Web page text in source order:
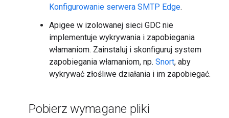
Konfigurowanie serwera SMTP Edge.
Apigee w izolowanej sieci GDC nie
implementuje wykrywania i zapobiegania
włamaniom. Zainstaluj i skonfiguruj system
zapobiegania włamaniom, np. Snort, aby
wykrywać złośliwe działania i im zapobiegać.
Pobierz wymagane pliki